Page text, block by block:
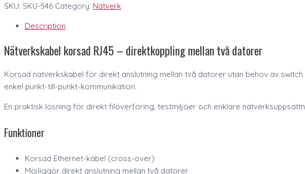
SKU: SKU-546 Category: Nätverk
Description
Nätverkskabel korsad RJ45 – direktkoppling mellan två datorer
Korsad nätverkskabel för direkt anslutning mellan två datorer utan behov av
enkel punkt-till-punkt-kommunikation.
En praktisk lösning för direkt filöverföring, testmiljöer och enklare
Funktioner
Korsad Ethernet-kabel (cross-over)
Möjliggör direkt anslutning mellan två datorer